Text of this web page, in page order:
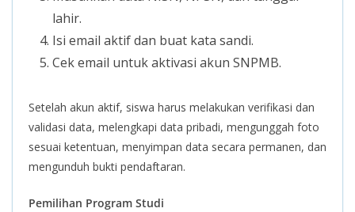
lahir.
Isi email aktif dan buat kata sandi.
Cek email untuk aktivasi akun SNPMB.
Setelah akun aktif, siswa harus melakukan verifikasi dan
validasi data, melengkapi data pribadi, mengunggah foto
sesuai ketentuan, menyimpan data secara permanen, dan
mengunduh bukti pendaftaran.
Pemilihan Program Studi